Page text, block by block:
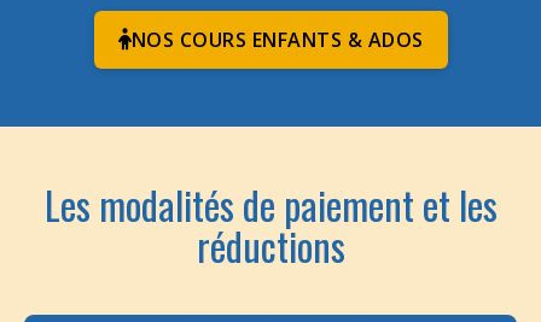
NOS COURS ENFANTS & ADOS
Les modalités de paiement et les
réductions